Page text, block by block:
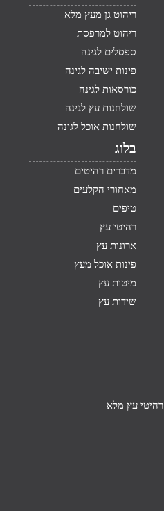
ריהוט גן מעץ מלא
ריהוט למרפסת
ספסלים לגינה
פינות ישיבה לגינה
כורסאות לגינה
שולחנות עץ לגינה
שולחנות אוכל לגינה
בלוג
מדברים רהיטים
מאחורי הקלעים
טיפים
רהיטי עץ
ארונות עץ
פינות אוכל מעץ
מיטות עץ
שידות עץ
רהיטי עץ מלא